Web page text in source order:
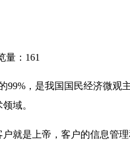
量：161
，是我国国民经济微观
域。
是上帝，客户的信息管理